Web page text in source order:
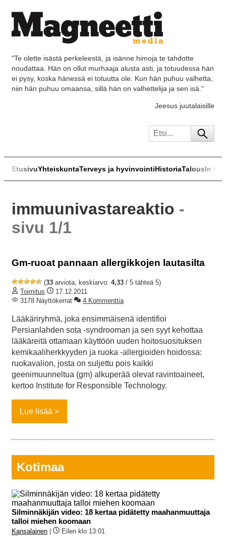
"Te olette isästä perkeleestä, ja isänne himoja te tahdotte
noudattaa. Hän on ollut murhaaja alusta asti, ja totuudessa hän
ei pysy, koska hänessä ei totuutta ole. Kun hän puhuu valhetta,
niin hän puhuu omaansa, sillä hän on valhettelija ja sen isä."
Jeesus juutalaisille
EtusivuYhteiskuntaTerveys ja hyvinvointiHistoriaTalousIn
immuunivastareaktio -
sivu 1/1
Gm-ruoat pannaan allergikkojen lautasilta
(33 arviota, keskiarvo: 4,33 / 5 tähteä 5)
Toimitus
17.12.2011
3178 Näyttökerrat
4 Kommenttia
Lääkäriryhmä, joka ensimmäisenä identifioi
Persianlahden sota -syndrooman ja sen syyt kehottaa
lääkäreitä ottamaan käyttöön uuden hoitosuosituksen
kemikaaliherkkyyden ja ruoka -allergioiden hoidossa:
ruokavalion, josta on suljettu pois kaikki
geenimuunneltua (gm) alkuperää olevat ravintoaineet,
kertoo Institute for Responsible Technology.
Lue lisää
Kotimaa
Silminnäkijän video: 18 kertaa pidätetty maahanmuuttaja
talloi miehen koomaan
Kansalainen Eilen klo 13:01